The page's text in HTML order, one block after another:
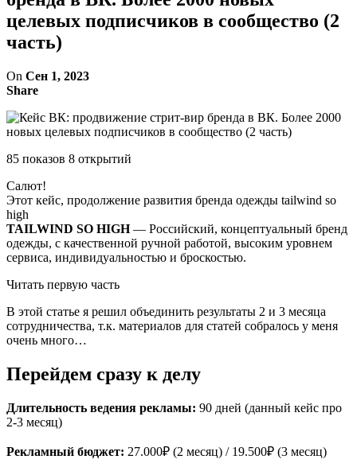
целевых подписчиков в сообщество (2
часть)
On Сен 1, 2023
Share
85 показов 8 открытий
Салют!
Этот кейс, продолжение развития бренда одежды tailwind so
high
TAILWIND SO HIGH— Российский, концептуальный бренд
одежды, с качественной ручной работой, высоким уровнем
сервиса, индивидуальностью и броскостью.
Читать первую часть
В этой статье я решил объединить результаты 2 и 3 месяца
сотрудничества, т.к. материалов для статей собралось у меня
очень много…
Перейдем сразу к делу
Длительность ведения рекламы: 90 дней (данный кейс про
2-3 месяц)
Рекламный бюджет: 27.000₽ (2 месяц) / 19.500₽ (3 месяц)